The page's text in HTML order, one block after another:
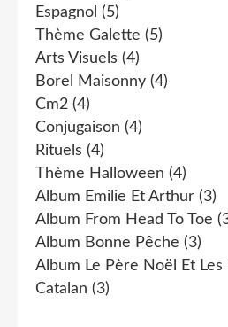
Espagnol (5)
Thème Galette (5)
Arts Visuels (4)
Borel Maisonny (4)
Cm2 (4)
Conjugaison (4)
Rituels (4)
Thème Halloween (4)
Album Emilie Et Arthur (3)
Album From Head To Toe
Album Bonne Pêche (3)
Album Le Père Noël Et Les
Catalan (3)